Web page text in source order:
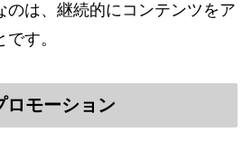
のは、継続的にコンテンツをア
す。
ロモーション